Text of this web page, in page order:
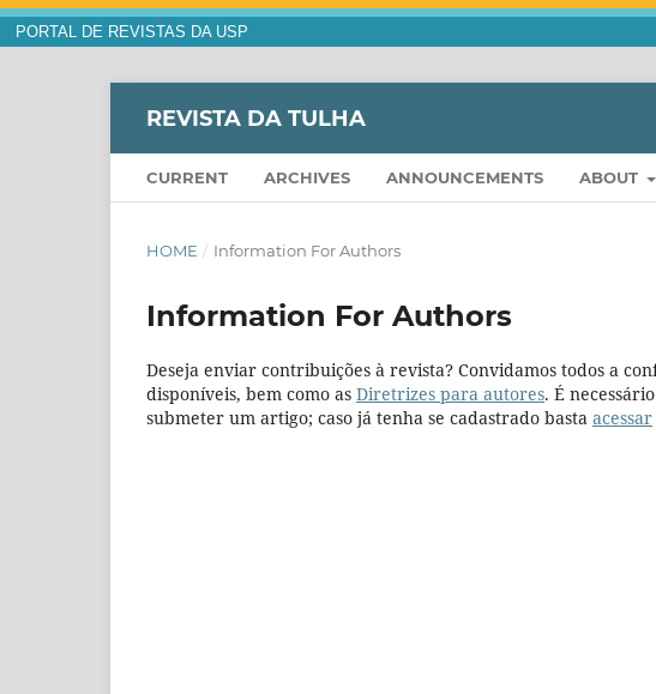
PORTAL DE REVISTAS DA USP
REVISTA DA TULHA
CURRENT ARCHIVES ANNOUNCEMENTS ABOUT
HOME / Information For Authors
Information For Authors
Deseja enviar contribuições à revista? Convidamos todos a
disponíveis, bem como as Diretrizes para autores. É
submeter um artigo; caso já tenha se cadastrado basta acessar